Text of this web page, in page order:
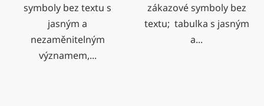
symboly bez textu s
jasným a
nezaměnitelným
významem,...
zákazové symboly bez
textu; tabulka s jasným
a...